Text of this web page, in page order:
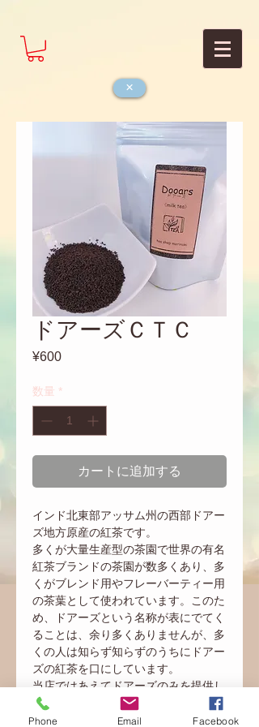
×
ドアーズＣＴＣ
¥600価
数量 *
カートに追加する
インド北東部アッサム州の西部ドアー
ズ地方原産の紅茶です。
多くが大量生産型の茶園で世界の有名
紅茶ブランドの茶園が数多くあり、多
くがブレンド用やフレーバーティー用
の茶葉として使われています。このた
め、ドアーズという名称が表にでてく
ることは、余り多くありませんが、多
くの人は知らず知らずのうちにドアー
ズの紅茶を口にしています。
当店ではあえてドアーズのみを提供し
てます。
カップ水色は比較的濃く抽出されるた
Phone Email Facebook